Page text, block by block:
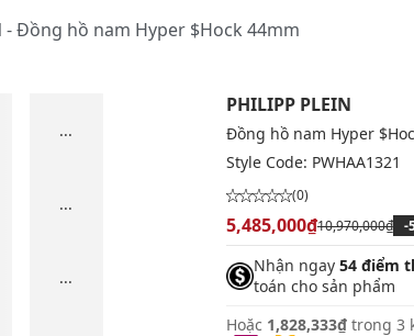
- Đồng hồ nam Hyper $Hock 44mm
...
...
...
PHILIPP PLEIN
Đồng hồ nam Hyper
Style Code: PWHAA1321
(0)
5,485,000₫10,970,000₫ -
Nhận ngay 54 điểm
toán cho sản phẩm
Hoặc 1,828,333₫ trong 3